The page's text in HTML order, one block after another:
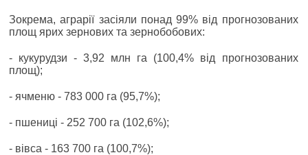
Зокрема, аграрії засіяли понад 99% від прогнозованих
площ ярих зернових та зернобобових:
- кукурудзи - 3,92 млн га (100,4% від прогнозованих
площ);
- ячменю - 783 000 га (95,7%);
- пшениці - 252 700 га (102,6%);
- вівса - 163 700 га (100,7%);